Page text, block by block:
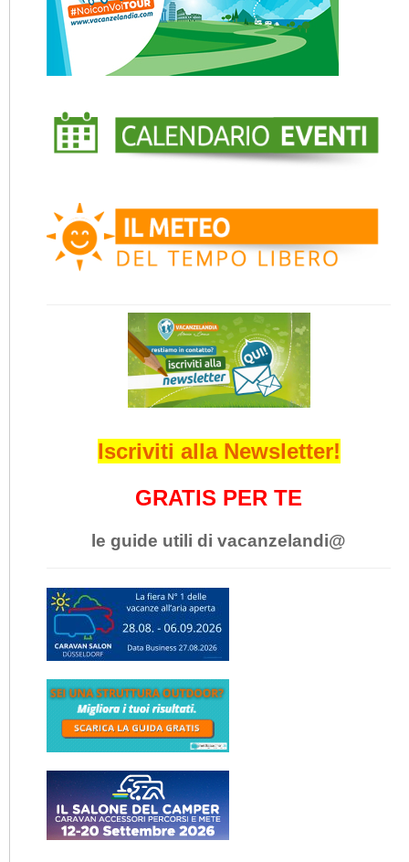
Iscriviti alla Newsletter!
GRATIS PER TE
le guide utili di vacanzelandi@